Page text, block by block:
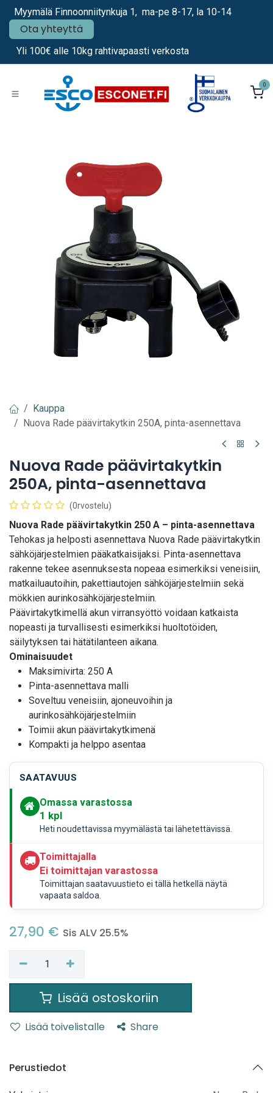
Siirry sisältöön
Myymälä Finnoonniitynkuja 1, ma-pe 8-17, la 10-14
Ota yhteyttä
Yli 100€ alle 10kg rahtivapaasti verkosta
0
Kauppa
Nuova Rade päävirtakytkin 250A, pinta-asennettava
Nuova Rade päävirtakytkin
250A, pinta-asennettava
(0rvostelu)
Nuova Rade päävirtakytkin 250 A – pinta-asennettava
Tehokas ja helposti asennettava Nuova Rade päävirtakytkin
sähköjärjestelmien pääkatkaisijaksi. Pinta-asennettava
rakenne tekee asennuksesta nopeaa esimerkiksi veneisiin,
matkailuautoihin, pakettiautojen sähköjärjestelmiin sekä
mökkien aurinkosähköjärjestelmiin.
Päävirtakytkimellä akun virransyöttö voidaan katkaista
nopeasti ja turvallisesti esimerkiksi huoltotöiden,
säilytyksen tai hätätilanteen aikana.
Ominaisuudet
Maksimivirta: 250 A
Pinta-asennettava malli
Soveltuu veneisiin, ajoneuvoihin ja
aurinkosähköjärjestelmiin
Toimii akun päävirtakytkimenä
Kompakti ja helppo asentaa
SAATAVUUS
Omassa varastossa
1 kpl
Heti noudettavissa myymälästä tai lähetettävissä.
Toimittajalla
Ei toimittajan varastossa
Toimittajan saatavuustieto ei tällä hetkellä näytä
vapaata saldoa.
27,90 € Sis ALV 25.5%
Lisää ostoskoriin
Lisää toivelistalle Share
Perustiedot